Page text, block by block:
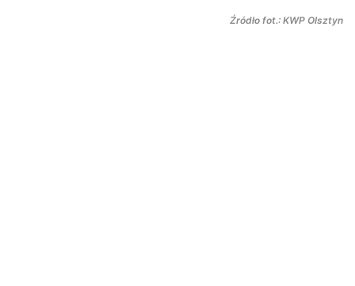
Źródło fot.: KWP Olsztyn